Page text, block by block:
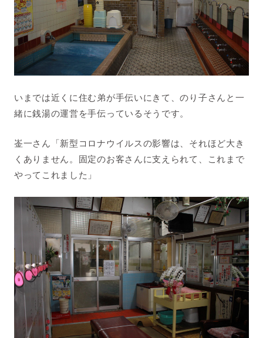
いまでは近くに住む弟が手伝いにきて、のり子さんと一
緒に銭湯の運営を手伝っているそうです。
崟一さん「新型コロナウイルスの影響は、それほど大き
くありません。固定のお客さんに支えられて、これまで
やってこれました」